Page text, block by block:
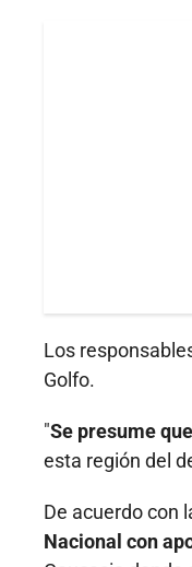
Los
Golfo.
"Se presume
esta región del
De acuerdo con
Nacional con